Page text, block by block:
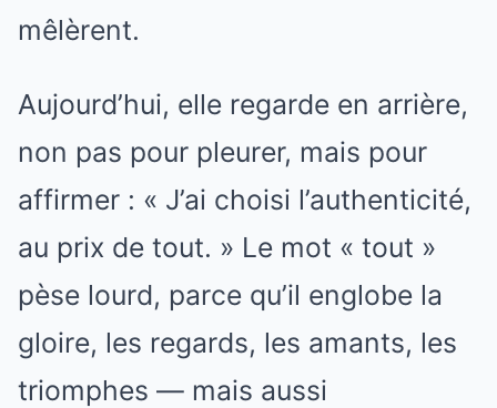
mêlèrent.
Aujourd’hui, elle regarde en arrière,
non pas pour pleurer, mais pour
affirmer : « J’ai choisi l’authenticité,
au prix de tout. » Le mot « tout »
pèse lourd, parce qu’il englobe la
gloire, les regards, les amants, les
triomphes — mais aussi